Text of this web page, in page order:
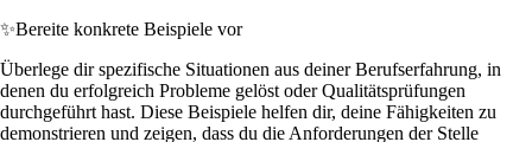
✨Bereite konkrete Beispiele vor
Überlege dir spezifische Situationen aus deiner Berufserfahrung, in
denen du erfolgreich Probleme gelöst oder Qualitätsprüfungen
durchgeführt hast. Diese Beispiele helfen dir, deine Fähigkeiten zu
demonstrieren und zeigen, dass du die Anforderungen der Stelle